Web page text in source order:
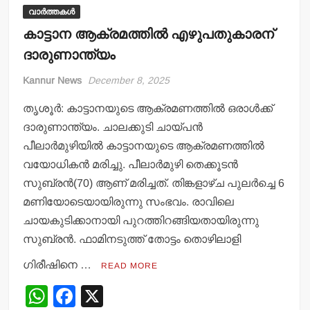
വാർത്തകൾ
കാട്ടാന ആക്രമത്തില്‍ എഴുപതുകാരന്
ദാരുണാന്ത്യം
Kannur News December 8, 2025
തൃശൂര്‍: കാട്ടാനയുടെ ആക്രമണത്തില്‍ ഒരാള്‍ക്ക്
ദാരുണാന്ത്യം. ചാലക്കുടി ചായ്പന്‍
പീലാര്‍മുഴിയില്‍ കാട്ടാനയുടെ ആക്രമണത്തില്‍
വയോധികന്‍ മരിച്ചു. പീലാര്‍മുഴി തെക്കൂടന്‍
സുബ്രന്‍(70) ആണ് മരിച്ചത്. തിങ്കളാഴ്ച പുലര്‍ച്ചെ 6
മണിയോടെയായിരുന്നു സംഭവം. രാവിലെ
ചായകുടിക്കാനായി പുറത്തിറങ്ങിയതായിരുന്നു
സുബ്രന്‍. ഫാമിനടുത്ത് തോട്ടം തൊഴിലാളി
ഗിരീഷിനെ … READ MORE
W
F